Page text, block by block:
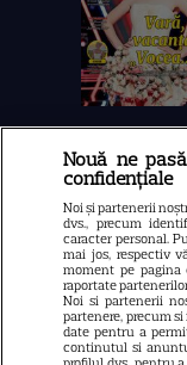
Nouă ne
confidențiale
Noi și partenerii
dvs., precum
caracter personal.
mai jos, respectiv
moment pe
raportate
Noi si partenerii
partenere, precum
date pentru a
continutul si